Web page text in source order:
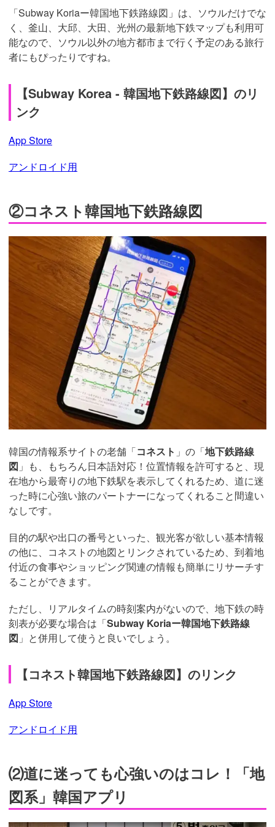
「Subway Koriaー韓国地下鉄路線図」は、ソウルだけでな
く、釜山、大邱、大田、光州の最新地下鉄マップも利用可
能なので、ソウル以外の地方都市まで行く予定のある旅行
者にもぴったりですね。
【Subway Korea - 韓国地下鉄路線図】のリ
ンク
App Store
アンドロイド用
②コネスト韓国地下鉄路線図
韓国の情報系サイトの老舗「コネスト 」の「地下鉄路線
図 」も、もちろん日本語対応！位置情報を許可すると、現
在地から最寄りの地下鉄駅を表示してくれるため、道に迷
った時に心強い旅のパートナーになってくれること間違い
なしです。
目的の駅や出口の番号といった、観光客が欲しい基本情報
の他に、コネストの地図とリンクされているため、到着地
付近の食事やショッピング関連の情報も簡単にリサーチす
ることができます。
ただし、リアルタイムの時刻案内がないので、地下鉄の時
刻表が必要な場合は「Subway Koriaー韓国地下鉄路線
図 」と併用して使うと良いでしょう。
【コネスト韓国地下鉄路線図】のリンク
App Store
アンドロイド用
⑵道に迷っても心強いのはコレ！「地
図系」韓国アプリ